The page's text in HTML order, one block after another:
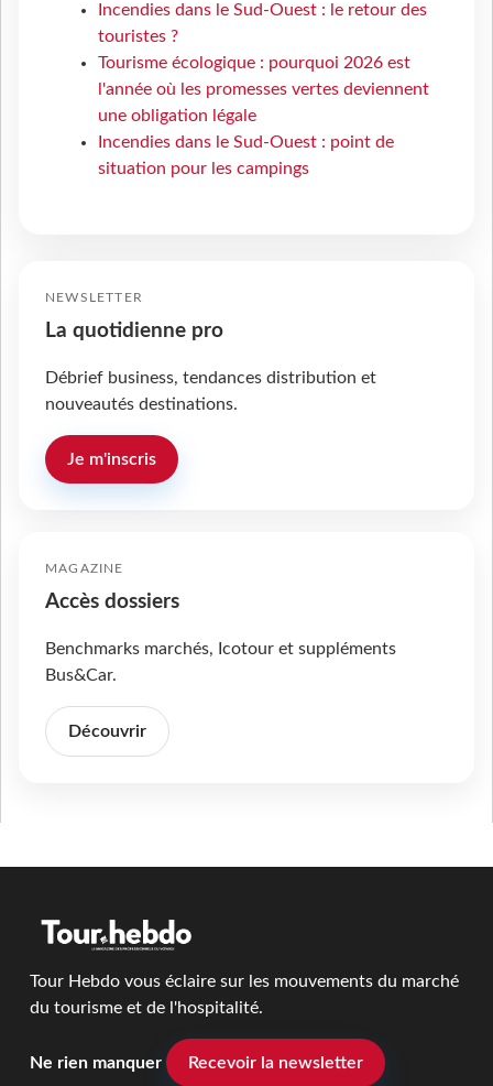
Incendies dans le Sud-Ouest : le retour des
touristes ?
Tourisme écologique : pourquoi 2026 est
l'année où les promesses vertes deviennent
une obligation légale
Incendies dans le Sud-Ouest : point de
situation pour les campings
NEWSLETTER
La quotidienne pro
Débrief business, tendances distribution et
nouveautés destinations.
Je m'inscris
MAGAZINE
Accès dossiers
Benchmarks marchés, Icotour et suppléments
Bus&Car.
Découvrir
Tour Hebdo vous éclaire sur les mouvements du marché
du tourisme et de l'hospitalité.
Ne rien manquer Recevoir la newsletter